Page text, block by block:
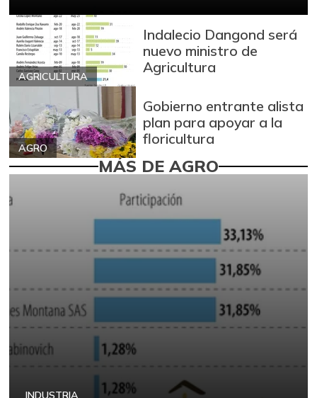
AGRICULTURA
Indalecio Dangond será
nuevo ministro de
Agricultura
AGRO
Gobierno entrante alista
plan para apoyar a la
floricultura
MÁS DE AGRO
INDUSTRIA